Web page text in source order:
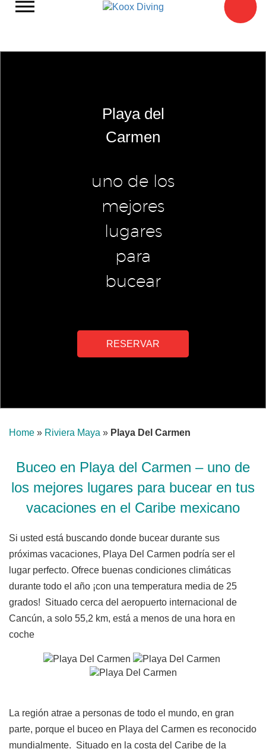
Playa del
Carmen
uno de los
mejores
lugares
para
bucear
RESERVAR
Home » Riviera Maya » Playa Del Carmen
Buceo en Playa del Carmen – uno de
los mejores lugares para bucear en tus
vacaciones en el Caribe mexicano
Si usted está buscando donde bucear durante sus
próximas vacaciones, Playa Del Carmen podría ser el
lugar perfecto. Ofrece buenas condiciones climáticas
durante todo el año ¡con una temperatura media de 25
grados! Situado cerca del aeropuerto internacional de
Cancún, a solo 55,2 km, está a menos de una hora en
coche
La región atrae a personas de todo el mundo, en gran
parte, porque el buceo en Playa del Carmen es reconocido
mundialmente. Situado en la costa del Caribe de la